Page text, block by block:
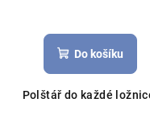
Do košíku
Polštář do každé